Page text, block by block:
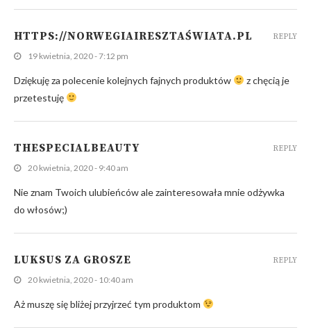
HTTPS://NORWEGIAIRESZTAŚWIATA.PL
19 kwietnia, 2020 - 7:12 pm
Dziękuję za polecenie kolejnych fajnych produktów
z chęcią je
przetestuję
REPLY
THESPECIALBEAUTY
20 kwietnia, 2020 - 9:40 am
Nie znam Twoich ulubieńców ale zainteresowała mnie odżywka
do włosów;)
REPLY
LUKSUS ZA GROSZE
20 kwietnia, 2020 - 10:40 am
Aż muszę się bliżej przyjrzeć tym produktom
REPLY